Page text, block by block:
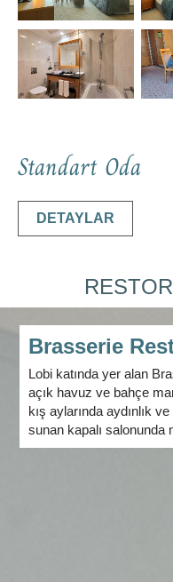
Standart Oda
DETAYLAR
Brasserie
Lobi katında yer alan
açık havuz ve bahçe
kış aylarında aydınlık
sunan kapalı salonunda